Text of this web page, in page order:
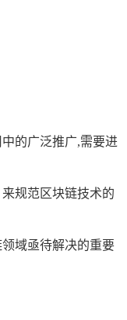
的广泛推广,需要进
规范区块链技术的
域亟待解决的重要